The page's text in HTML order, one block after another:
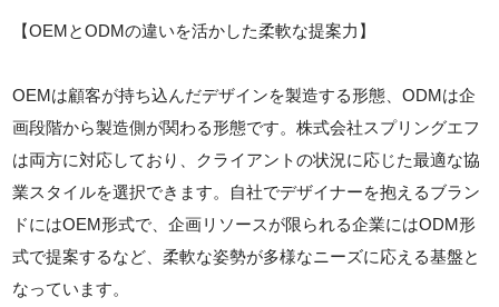
【OEMとODMの違いを活かした柔軟な提案力】
OEMは顧客が持ち込んだデザインを製造する形態、ODMは企
画段階から製造側が関わる形態です。株式会社スプリングエフ
は両方に対応しており、クライアントの状況に応じた最適な協
業スタイルを選択できます。自社でデザイナーを抱えるブラン
ドにはOEM形式で、企画リソースが限られる企業にはODM形
式で提案するなど、柔軟な姿勢が多様なニーズに応える基盤と
なっています。